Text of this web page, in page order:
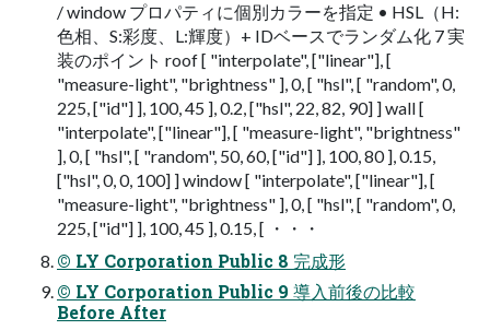
/ window プロパティに個別カラーを指定 • HSL（H:
⾊相、S:彩度、L:輝度）+ IDベースでランダム化 7 実
装のポイント roof [ "interpolate", ["linear"], [
"measure-light", "brightness" ], 0, [ "hsl", [ "random", 0,
225, ["id"] ], 100, 45 ], 0.2, ["hsl", 22, 82, 90] ] wall [
"interpolate", ["linear"], [ "measure-light", "brightness"
], 0, [ "hsl", [ "random", 50, 60, ["id"] ], 100, 80 ], 0.15,
["hsl", 0, 0, 100] ] window [ "interpolate", ["linear"], [
"measure-light", "brightness" ], 0, [ "hsl", [ "random", 0,
225, ["id"] ], 100, 45 ], 0.15, [ ・・・
© LY Corporation Public 8 完成形
© LY Corporation Public 9 導⼊前後の⽐較
Before After